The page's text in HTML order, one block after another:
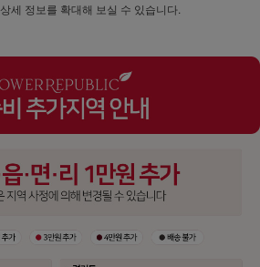
상세 정보를 확대해 보실 수 있습니다.